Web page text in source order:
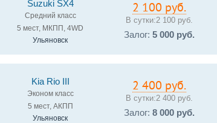
Suzuki SX4
Средний класс
5 мест, МКПП, 4WD
Ульяновск
2 100 руб.
В сутки:2 100 руб.
Залог:5 000 руб.
Kia Rio III
Эконом класс
5 мест, АКПП
Ульяновск
2 400 руб.
В сутки:2 400 руб.
Залог:8 000 руб.